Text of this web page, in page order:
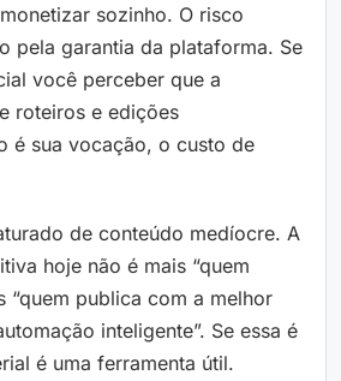
sozinho. O risco
pela garantia da plataforma. Se
você perceber que a
roteiros e edições
é sua vocação, o custo de
de conteúdo medíocre. A
hoje não é mais “quem
“quem publica com a melhor
inteligente”. Se essa é
é uma ferramenta útil.